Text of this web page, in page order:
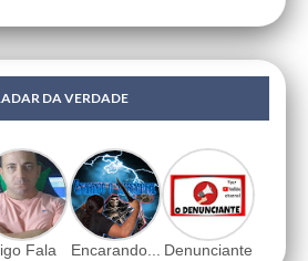
DA VERDADE
Fala Encarando... Denunciante